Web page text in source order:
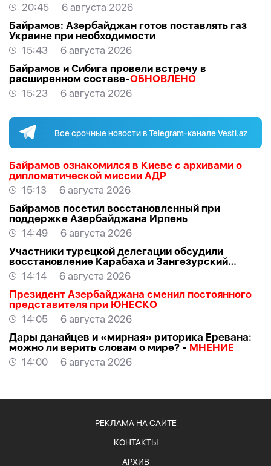
20:45
6 августа 2026
Байрамов: Азербайджан готов поставлять газ
Украине при необходимости
15:43
6 августа 2026
Байрамов и Сибига провели встречу в
расширенном составе-ОБНОВЛЕНО
15:23
6 августа 2026
Все срочные новости в Telegram-канале Vesti.az
Байрамов ознакомился в Киеве с архивами о
дипломатической миссии АДР
15:13
6 августа 2026
Байрамов посетил восстановленный при
поддержке Азербайджана Ирпень
14:49
6 августа 2026
Участники турецкой делегации обсудили
восстановление Карабаха и Зангезурский
коридор
14:14
6 августа 2026
Президент Азербайджана сменил постоянного
представителя при ЮНЕСКО
14:05
6 августа 2026
Дары данайцев и «мирная» риторика Еревана:
можно ли верить словам о мире? - МНЕНИЕ
14:00
6 августа 2026
РЕКЛАМА НА САЙТЕ
КОНТАКТЫ
АРХИВ